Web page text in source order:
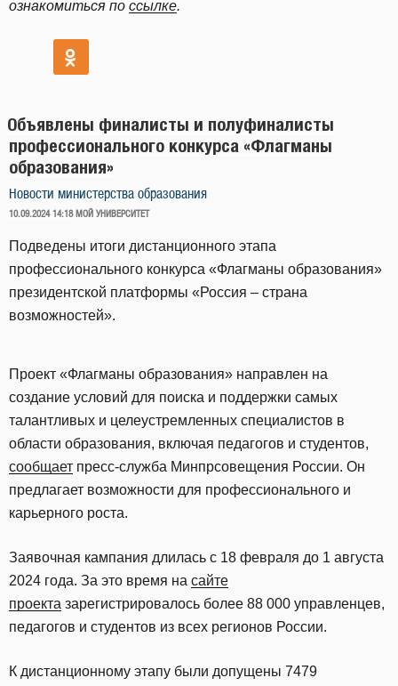
ознакомиться по ссылке.
Объявлены финалисты и полуфиналисты
профессионального конкурса «Флагманы
образования»
Новости министерства образования
ОПУБЛИКОВАНО
10.09.2024 14:18 МОЙ УНИВЕРСИТЕТ
Подведены итоги дистанционного этапа
профессионального конкурса «Флагманы образования»
президентской платформы «Россия – страна
возможностей».
Проект «Флагманы образования» направлен на
создание условий для поиска и поддержки самых
талантливых и целеустремленных специалистов в
области образования, включая педагогов и студентов,
сообщает пресс-служба Минпрсовещения России. Он
предлагает возможности для профессионального и
карьерного роста.
Заявочная кампания длилась с 18 февраля до 1 августа
2024 года. За это время на сайте
проекта зарегистрировалось более 88 000 управленцев,
педагогов и студентов из всех регионов России.
К дистанционному этапу были допущены 7479